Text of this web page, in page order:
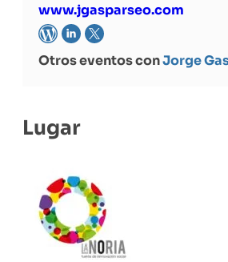
www.jgasparseo.com
Otros eventos conJorge
Lugar